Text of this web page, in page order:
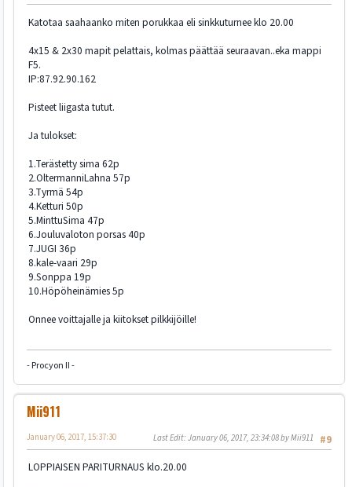
Katotaa saahaanko miten porukkaa eli sinkkuturnee klo 20.00
4x15 & 2x30 mapit pelattais, kolmas päättää seuraavan..eka mappi
F5.
IP:87.92.90.162
Pisteet liigasta tutut.
Ja tulokset:
1.Terästetty sima 62p
2.OltermanniLahna 57p
3.Tyrmä 54p
4.Ketturi 50p
5.MinttuSima 47p
6.Jouluvaloton porsas 40p
7.JUGI 36p
8.kale-vaari 29p
9.Sonppa 19p
10.Höpöheinämies 5p
Onnee voittajalle ja kiitokset pilkkijöille!
- Procyon II -
Mii911
#9
January 06, 2017, 15:37:30 Last Edit: January 06, 2017, 23:34:08 by Mii911
LOPPIAISEN PARITURNAUS klo.20.00